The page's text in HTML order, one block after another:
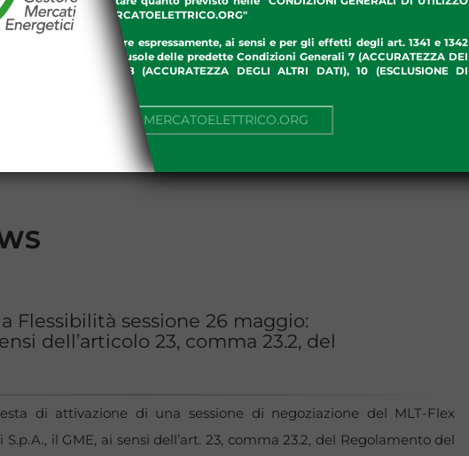
INTERNET WWW.MERCATOELETTRICO.ORG"
di conoscere e accettare espressamente, ai sensi e per gli effetti degli art. 1341 e 1342
civile, le seguenti clausole delle predette Condizioni Generali 7 (ACCURATEZZA DEI
DAL GME), 8 (ACCURATEZZA DEGLI ALTRI DATI), 10 (ESCLUSIONE DI
CONTINUA SU MERCATOELETTRICO.ORG
Flessibilità sessione 26 maggio:
dell’articolo 23, comma 23.2, del
di attivazione di una sessione di negoziazione del MLT-Flex
il GME, ai sensi dell’art. 23, comma 23.2, del Regolamento del